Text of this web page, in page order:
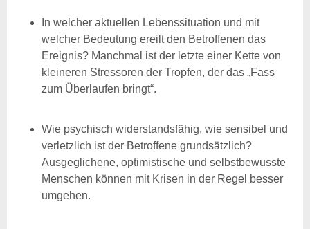
In welcher aktuellen Lebenssituation und mit
welcher Bedeutung ereilt den Betroffenen das
Ereignis? Manchmal ist der letzte einer Kette von
kleineren Stressoren der Tropfen, der das „Fass
zum Überlaufen bringt“.
Wie psychisch widerstandsfähig, wie sensibel und
verletzlich ist der Betroffene grundsätzlich?
Ausgeglichene, optimistische und selbstbewusste
Menschen können mit Krisen in der Regel besser
umgehen.